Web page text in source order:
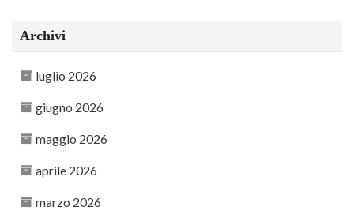
Archivi
luglio 2026
giugno 2026
maggio 2026
aprile 2026
marzo 2026